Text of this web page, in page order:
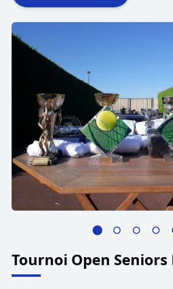
Tournoi Open Seniors